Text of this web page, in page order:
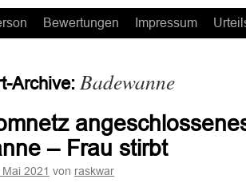
Bewertungen Impressum
Archive: Badewanne
– Frau stirbt
2021 von raskwar